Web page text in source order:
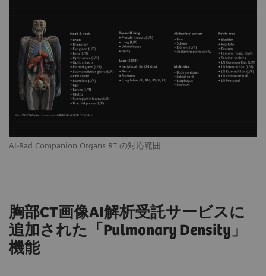
AI-Rad Companion Organs RT の対応範囲
胸部CT画像AI解析受託サービスに
追加された「Pulmonary Density」
機能